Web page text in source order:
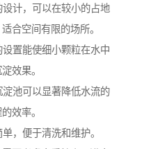
计，可以在较小的占地
合空间有限的场所。
置能使细小颗粒在水中
效果。
池可以显著降低水流的
效率。
，便于清洗和维护。